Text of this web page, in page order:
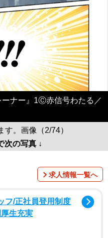
ーナー』1Ⓒ赤信号わたる／
す。画像（2/74）
次の写真 ↓
求人情報一覧へ
フ/正社員登用制度
生充実